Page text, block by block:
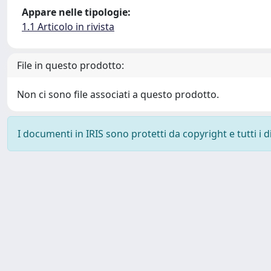
Appare nelle tipologie:
1.1 Articolo in rivista
File in questo prodotto:
Non ci sono file associati a questo prodotto.
I documenti in IRIS sono protetti da copyright e tutti i